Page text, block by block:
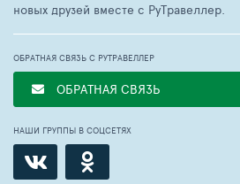
новых друзей вместе с РуТравеллер.
ОБРАТНАЯ СВЯЗЬ С РУТРАВЕЛЛЕР
ОБРАТНАЯ СВЯЗЬ
НАШИ ГРУППЫ В СОЦСЕТЯХ